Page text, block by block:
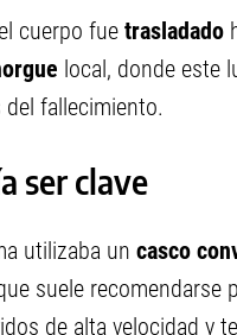
cuerpo fue trasladado
local, donde este
fallecimiento.
ser clave
utilizaba un casco
suele recomendarse
de alta velocidad y